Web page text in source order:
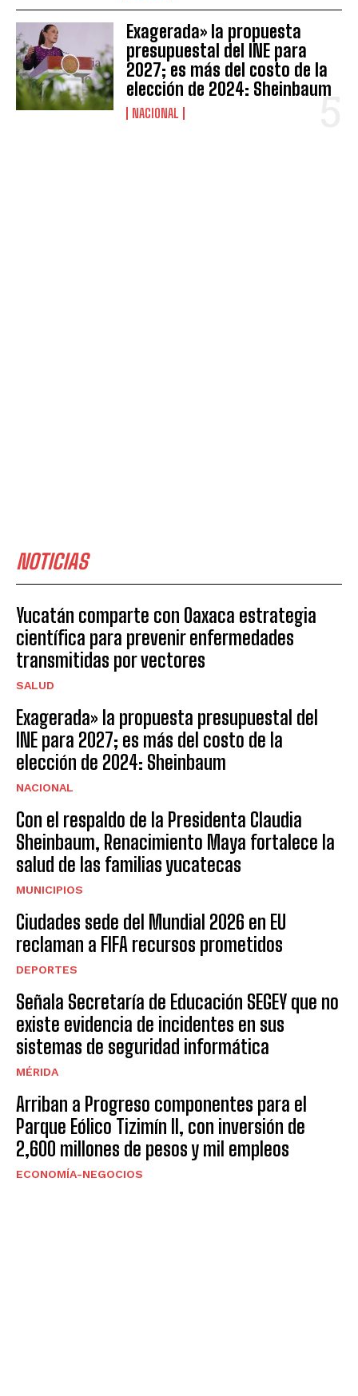
Exagerada» la propuesta
presupuestal del INE para
2027; es más del costo de la
elección de 2024: Sheinbaum
NACIONAL
NOTICIAS
Yucatán comparte con Oaxaca estrategia
científica para prevenir enfermedades
transmitidas por vectores
SALUD
Exagerada» la propuesta presupuestal del
INE para 2027; es más del costo de la
elección de 2024: Sheinbaum
NACIONAL
Con el respaldo de la Presidenta Claudia
Sheinbaum, Renacimiento Maya fortalece la
salud de las familias yucatecas
MUNICIPIOS
Ciudades sede del Mundial 2026 en EU
reclaman a FIFA recursos prometidos
DEPORTES
Señala Secretaría de Educación SEGEY que no
existe evidencia de incidentes en sus
sistemas de seguridad informática
MÉRIDA
Arriban a Progreso componentes para el
Parque Eólico Tizimín II, con inversión de
2,600 millones de pesos y mil empleos
ECONOMÍA-NEGOCIOS